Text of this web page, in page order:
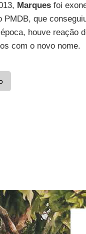
Marquesfoi
PMDB, que
houve reação
com o novo nome.